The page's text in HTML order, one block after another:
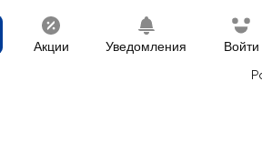
Акции Уведомления Войти